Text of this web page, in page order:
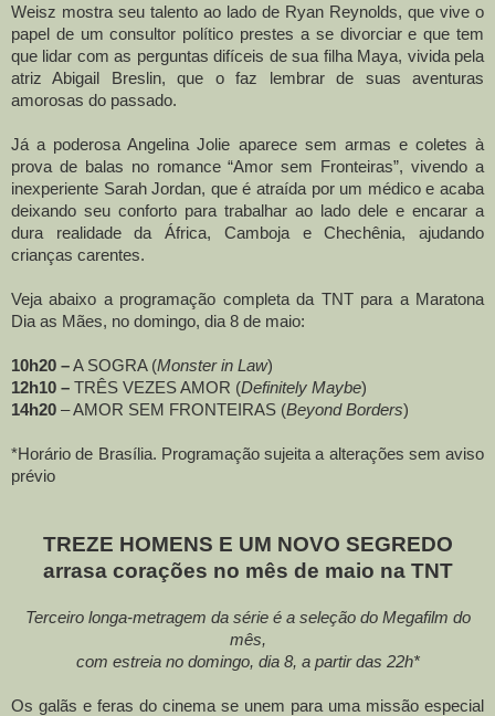
Weisz mostra seu talento ao lado de Ryan Reynolds, que vive o
papel de um consultor político prestes a se divorciar e que tem
que lidar com as perguntas difíceis de sua filha Maya, vivida pela
atriz Abigail Breslin, que o faz lembrar de suas aventuras
amorosas do passado.
Já a poderosa Angelina Jolie aparece sem armas e coletes à
prova de balas no romance “Amor sem Fronteiras”, vivendo a
inexperiente Sarah Jordan, que é atraída por um médico e acaba
deixando seu conforto para trabalhar ao lado dele e encarar a
dura realidade da África, Camboja e Chechênia, ajudando
crianças carentes.
Veja abaixo a programação completa da TNT para a Maratona
Dia as Mães, no domingo, dia 8 de maio:
10h20 –A SOGRA (Monster in Law)
12h10 – TRÊS VEZES AMOR (Definitely Maybe)
14h20 – AMOR SEM FRONTEIRAS (Beyond Borders)
*Horário de Brasília. Programação sujeita a alterações sem aviso
prévio
TREZE HOMENS E UM NOVO SEGREDO
arrasa corações no mês de maio na TNT
Terceiro longa-metragem da série é a seleção do Megafilm do
mês,
com estreia no domingo, dia 8, a partir das 22h*
Os galãs e feras do cinema se unem para uma missão especial